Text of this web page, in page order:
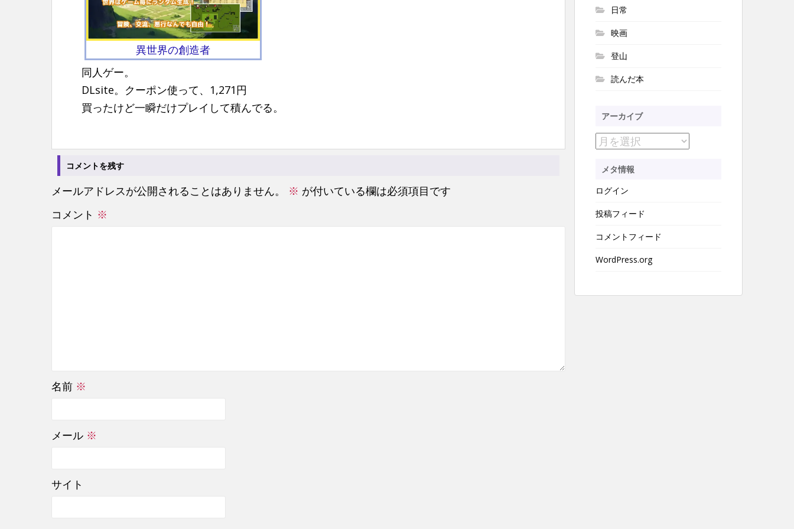
異世界の創造者
同人ゲー。
DLsite。クーポン使って、1,271円
買ったけど一瞬だけプレイして積んでる。
コメントを残す
メールアドレスが公開されることはありません。 ※ が付いている欄は必須項目です
コメント ※
名前 ※
メール ※
サイト
日常
映画
登山
読んだ本
アーカイブ
ア
カ
イ
ブ
メタ情報
ログイン
投稿フィード
コメントフィード
WordPress.org